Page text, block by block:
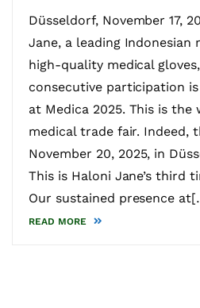
Düsseldorf, November 17,
Jane, a leading Indonesian
high-quality medical
consecutive participation
at Medica 2025. This is the
medical trade fair. Indeed,
November 20, 2025, in
This is Haloni Jane’s third
Our sustained presence
READ MORE